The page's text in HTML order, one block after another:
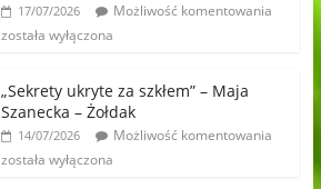
17/07/2026
Możliwość komentowania
została wyłączona
„Sekrety ukryte za szkłem” – Maja
Szanecka – Żołdak
14/07/2026
Możliwość komentowania
została wyłączona